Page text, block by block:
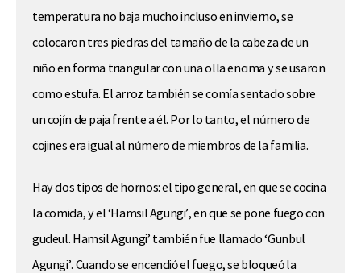
temperatura no baja mucho incluso en invierno, se
colocaron tres piedras del tamaño de la cabeza de un
niño en forma triangular con una olla encima y se usaron
como estufa. El arroz también se comía sentado sobre
un cojín de paja frente a él. Por lo tanto, el número de
cojines era igual al número de miembros de la familia.
Hay dos tipos de hornos: el tipo general, en que se cocina
la comida, y el ‘Hamsil Agungi’, en que se pone fuego con
gudeul. Hamsil Agungi’ también fue llamado ‘Gunbul
Agungi’. Cuando se encendió el fuego, se bloqueó la